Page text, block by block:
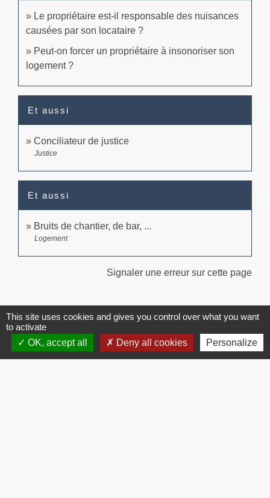
Le propriétaire est-il responsable des nuisances
causées par son locataire ?
Peut-on forcer un propriétaire à insonoriser son
logement ?
Et aussi
Conciliateur de justice
Justice
Et aussi
Bruits de chantier, de bar, ...
Logement
Signaler une erreur sur cette page
Contacts
This site uses cookies and gives you control over what you want
to activate
OK, accept all
Deny all cookies Personalize